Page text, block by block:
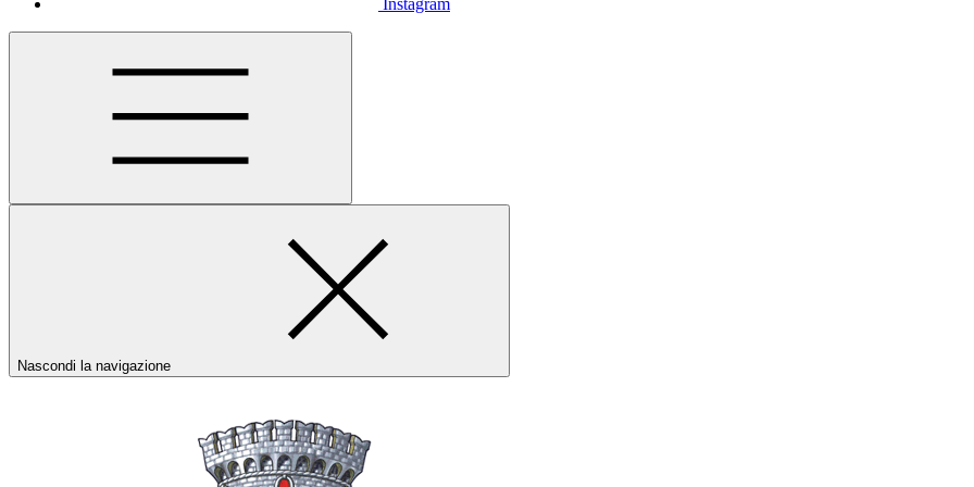
Instagram
Nascondi la navigazione